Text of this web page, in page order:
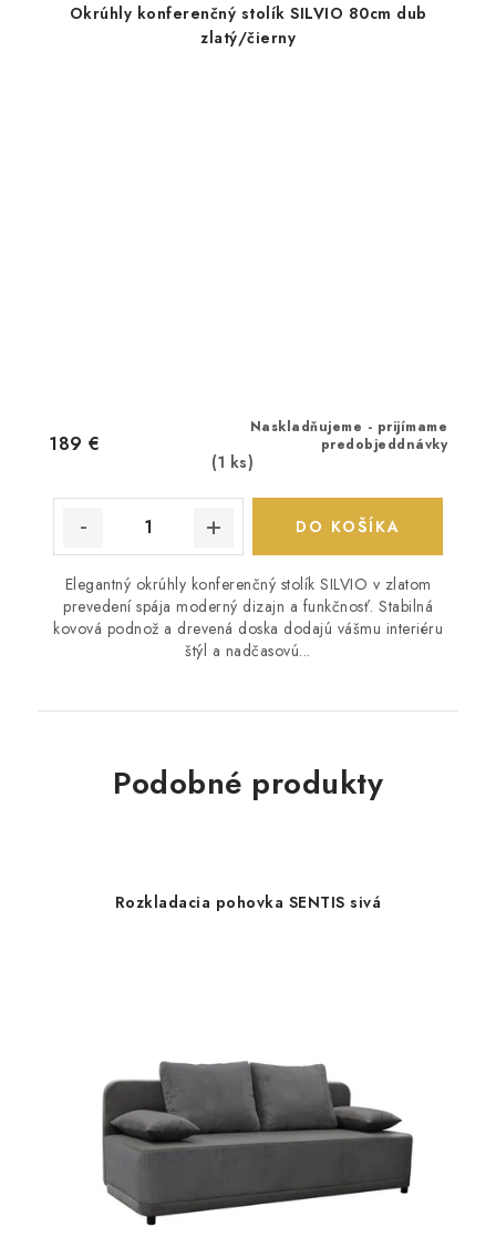
Okrúhly konferenčný stolík SILVIO 80cm dub
zlatý/čierny
Naskladňujeme - prijímame
predobjeddnávky
(1 ks)
189 €
DO KOŠÍKA
Elegantný okrúhly konferenčný stolík SILVIO v zlatom
prevedení spája moderný dizajn a funkčnosť. Stabilná
kovová podnož a drevená doska dodajú vášmu interiéru
štýl a nadčasovú...
Podobné produkty
Rozkladacia pohovka SENTIS sivá